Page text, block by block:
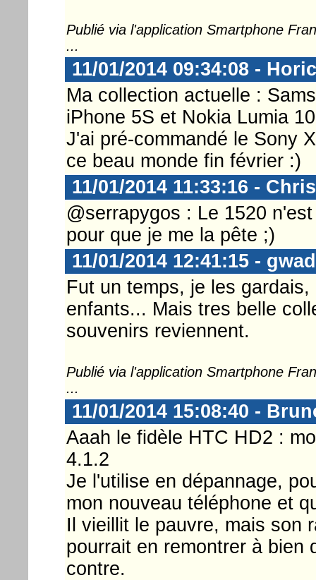
Publié via l'application Smartphone
...
11/01/2014 09:34:08 -
Ma collection actuelle :
iPhone 5S et Nokia Lumia
J'ai pré-commandé le Sony
ce beau monde fin février :)
11/01/2014 11:33:16 -
@serrapygos : Le 1520
pour que je me la pête ;)
11/01/2014 12:41:15 -
Fut un temps, je les
enfants... Mais tres belle
souvenirs reviennent.
Publié via l'application Smartphone
...
11/01/2014 15:08:40 -
Aaah le fidèle HTC HD2 :
4.1.2
Je l'utilise en dépannage,
mon nouveau téléphone et
Il vieillit le pauvre, mais son
pourrait en remontrer à bien
contre.